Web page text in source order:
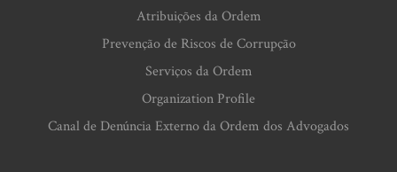
Atribuições da Ordem
Prevenção de Riscos de Corrupção
Serviços da Ordem
Organization Profile
Canal de Denúncia Externo da Ordem dos Advogados